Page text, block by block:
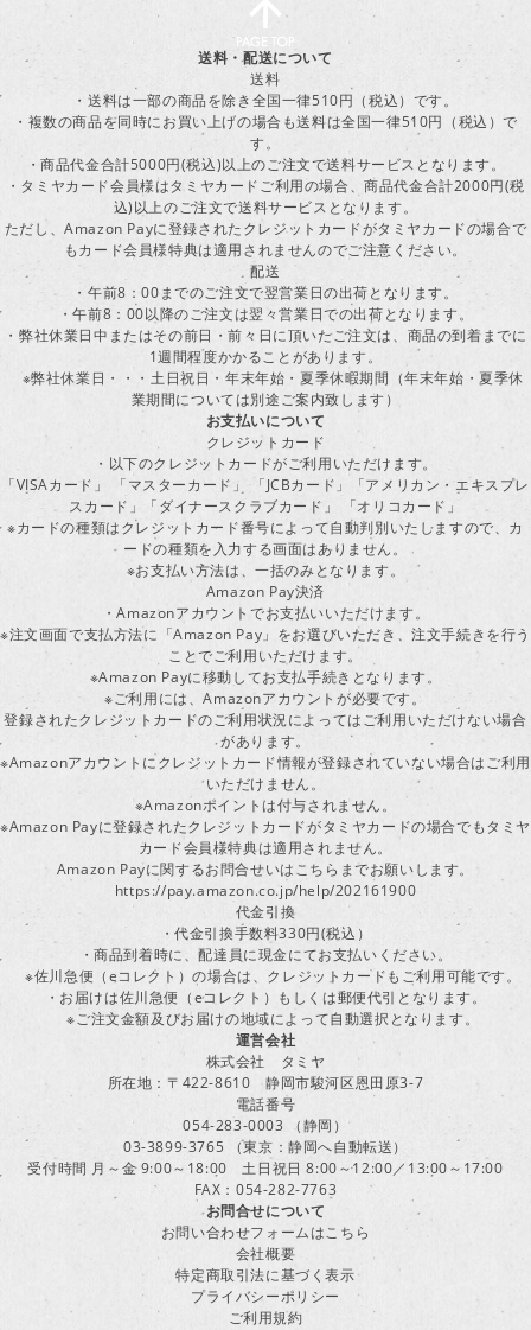
送料・配送について
送料
・送料は一部の商品を除き全国一律510円（税込）です。
・複数の商品を同時にお買い上げの場合も送料は全国一律510円（税込）で
す。
・商品代金合計5000円(税込)以上のご注文で送料サービスとなります。
・タミヤカード会員様はタミヤカードご利用の場合、商品代金合計2000円(税
込)以上のご注文で送料サービスとなります。
ただし、Amazon Payに登録されたクレジットカードがタミヤカードの場合で
もカード会員様特典は適用されませんのでご注意ください。
配送
・午前8：00までのご注文で翌営業日の出荷となります。
・午前8：00以降のご注文は翌々営業日での出荷となります。
・弊社休業日中またはその前日・前々日に頂いたご注文は、商品の到着までに
1週間程度かかることがあります。
※弊社休業日・・・土日祝日・年末年始・夏季休暇期間（年末年始・夏季休
業期間については別途ご案内致します）
お支払いについて
クレジットカード
・以下のクレジットカードがご利用いただけます。
「VISAカード」 「マスターカード」 「JCBカード」「アメリカン・エキスプレ
スカード」「ダイナースクラブカード」 「オリコカード」
※カードの種類はクレジットカード番号によって自動判別いたしますので、カ
ードの種類を入力する画面はありません。
※お支払い方法は、一括のみとなります。
Amazon Pay決済
・Amazonアカウントでお支払いいただけます。
※注文画面で支払方法に「Amazon Pay」をお選びいただき、注文手続きを行う
ことでご利用いただけます。
※Amazon Payに移動してお支払手続きとなります。
※ご利用には、Amazonアカウントが必要です。
登録されたクレジットカードのご利用状況によってはご利用いただけない場合
があります。
※Amazonアカウントにクレジットカード情報が登録されていない場合はご利用
いただけません。
※Amazonポイントは付与されません。
※Amazon Payに登録されたクレジットカードがタミヤカードの場合でもタミヤ
カード会員様特典は適用されません。
Amazon Payに関するお問合せいはこちらまでお願いします。
https://pay.amazon.co.jp/help/202161900
代金引換
・代金引換手数料330円(税込）
・商品到着時に、配達員に現金にてお支払いください。
※佐川急便（eコレクト）の場合は、クレジットカードもご利用可能です。
・お届けは佐川急便（eコレクト）もしくは郵便代引となります。
※ご注文金額及びお届けの地域によって自動選択となります。
運営会社
株式会社 タミヤ
所在地：〒422-8610 静岡市駿河区恩田原3-7
電話番号
054-283-0003 （静岡）
03-3899-3765 （東京：静岡へ自動転送）
受付時間 月～金 9:00～18:00 土日祝日 8:00～12:00／13:00～17:00
FAX：054-282-7763
お問合せについて
お問い合わせフォームはこちら
会社概要
特定商取引法に基づく表示
プライバシーポリシー
ご利用規約